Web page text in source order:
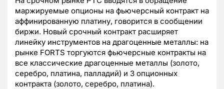
маржируемые опционы на фьючерсный контракт на
аффинированную платину, говорится в сообщении
биржи. Новый срочный контракт расширяет
линейку инструментов на драгоценные металлы: на
рынке FORTS торгуются фьючерсные контракты на
все классические драгоценные металлы (золото,
серебро, платина, палладий) и 3 опционных
контракта (золото, серебро, платина).